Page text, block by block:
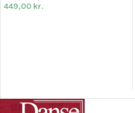
449,00 kr.